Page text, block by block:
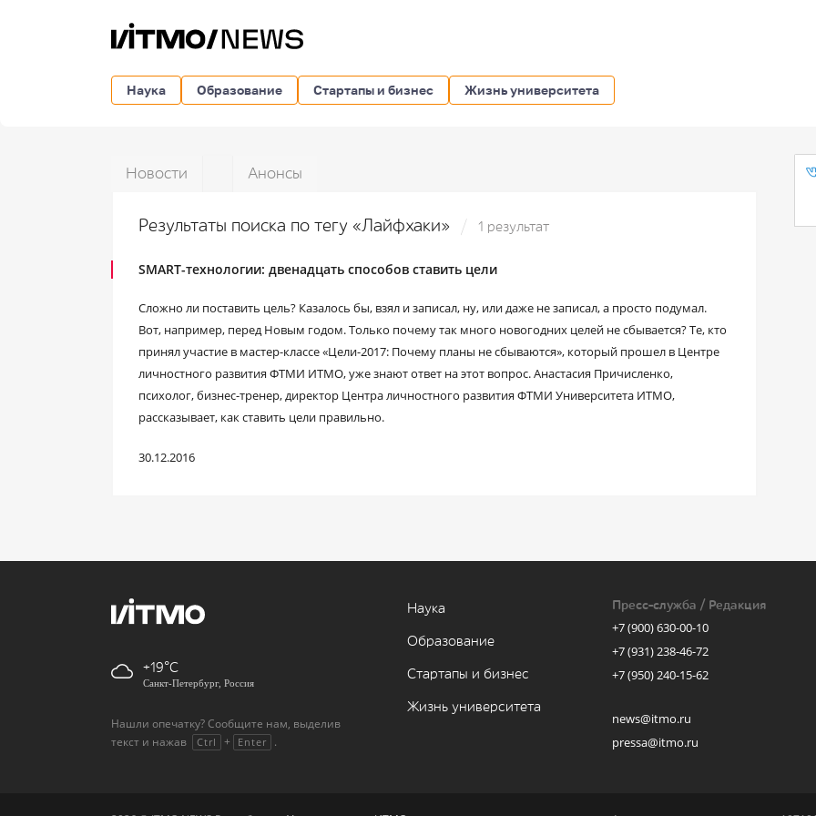
Наука Образование Стартапы и бизнес Жизнь университета
Новости Анонсы
Результаты поиска по тегу «Лайфхаки» 1 результат
SMART-технологии: двенадцать способов ставить цели
Сложно ли поставить цель? Казалось бы, взял и записал, ну, или даже не записал, а просто подумал.
Вот, например, перед Новым годом. Только почему так много новогодних целей не сбывается? Те, кто
принял участие в мастер-классе «Цели-2017: Почему планы не сбываются», который прошел в Центре
личностного развития ФТМИ ИТМО, уже знают ответ на этот вопрос. Анастасия Причисленко,
психолог, бизнес-тренер, директор Центра личностного развития ФТМИ Университета ИТМО,
рассказывает, как ставить цели правильно.
30.12.2016
+19
Санкт-Петербург, Россия
Нашли опечатку? Сообщите нам, выделив
текст и нажав
Ctrl + Enter .
Наука
Образование
Стартапы и бизнес
Жизнь университета
Пресс-служба / Редакция
+7 (900) 630-00-10
+7 (931) 238-46-72
+7 (950) 240-15-62
news@itmo.ru
pressa@itmo.ru